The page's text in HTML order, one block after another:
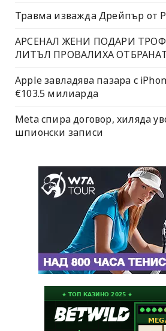
Травма изважда Дрейпър от
АРСЕНАЛ ЖЕНИ ПОДАРИ
ЛИТЪЛ ПРОВАЛИХА
Apple завладява пазара с
€103.5 милиарда
Meta спира договор, хиляда
шпионски записи